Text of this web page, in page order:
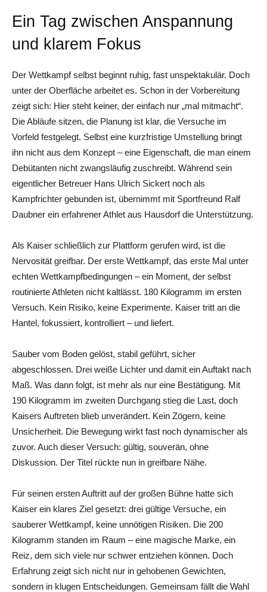
Ein Tag zwischen Anspannung
und klarem Fokus
Der Wettkampf selbst beginnt ruhig, fast unspektakulär. Doch
unter der Oberfläche arbeitet es. Schon in der Vorbereitung
zeigt sich: Hier steht keiner, der einfach nur „mal mitmacht“.
Die Abläufe sitzen, die Planung ist klar, die Versuche im
Vorfeld festgelegt. Selbst eine kurzfristige Umstellung bringt
ihn nicht aus dem Konzept – eine Eigenschaft, die man einem
Debütanten nicht zwangsläufig zuschreibt. Während sein
eigentlicher Betreuer Hans Ulrich Sickert noch als
Kampfrichter gebunden ist, übernimmt mit Sportfreund Ralf
Daubner ein erfahrener Athlet aus Hausdorf die Unterstützung.
Als Kaiser schließlich zur Plattform gerufen wird, ist die
Nervosität greifbar. Der erste Wettkampf, das erste Mal unter
echten Wettkampfbedingungen – ein Moment, der selbst
routinierte Athleten nicht kaltlässt. 180 Kilogramm im ersten
Versuch. Kein Risiko, keine Experimente. Kaiser tritt an die
Hantel, fokussiert, kontrolliert – und liefert.
Sauber vom Boden gelöst, stabil geführt, sicher
abgeschlossen. Drei weiße Lichter und damit ein Auftakt nach
Maß. Was dann folgt, ist mehr als nur eine Bestätigung. Mit
190 Kilogramm im zweiten Durchgang stieg die Last, doch
Kaisers Auftreten blieb unverändert. Kein Zögern, keine
Unsicherheit. Die Bewegung wirkt fast noch dynamischer als
zuvor. Auch dieser Versuch: gültig, souverän, ohne
Diskussion. Der Titel rückte nun in greifbare Nähe.
Für seinen ersten Auftritt auf der großen Bühne hatte sich
Kaiser ein klares Ziel gesetzt: drei gültige Versuche, ein
sauberer Wettkampf, keine unnötigen Risiken. Die 200
Kilogramm standen im Raum – eine magische Marke, ein
Reiz, dem sich viele nur schwer entziehen können. Doch
Erfahrung zeigt sich nicht nur in gehobenen Gewichten,
sondern in klugen Entscheidungen. Gemeinsam fällt die Wahl